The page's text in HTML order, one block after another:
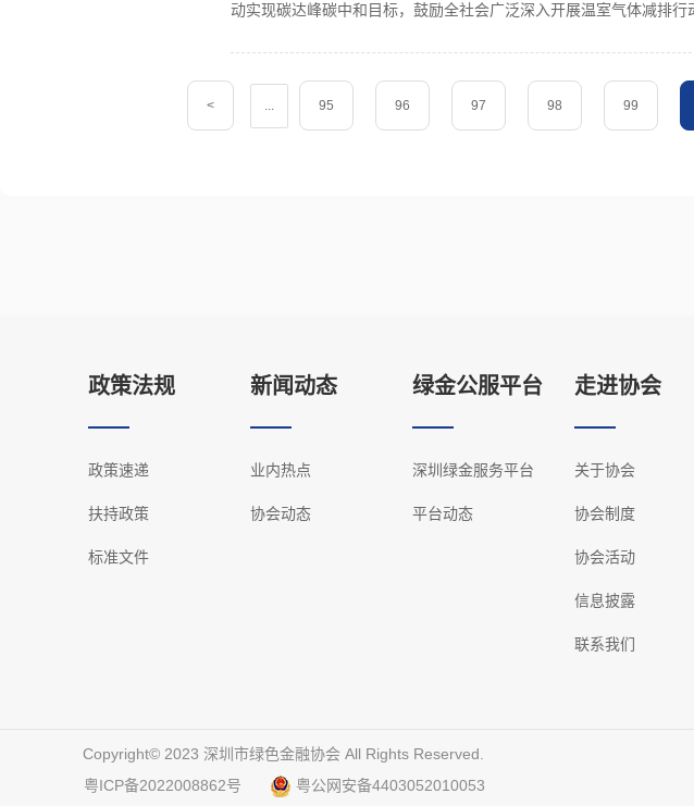
动实现碳达峰碳中和目标，鼓励全社会广泛深入开展温室气体减排行
< ... 95 96 97 98 99
政策法规
政策速递
扶持政策
标准文件
新闻动态
业内热点
协会动态
绿金公服平台
深圳绿金服务平台
平台动态
走进协会
关于协会
协会制度
协会活动
信息披露
联系我们
Copyright©️ 2023 深圳市绿色金融协会 All Rights Reserved.
粤ICP备2022008862号
粤公网安备4403052010053